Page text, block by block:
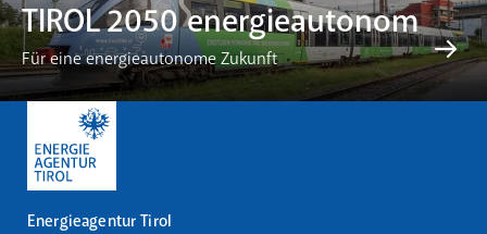
TIROL 2050 energieautonom
Für eine energieautonome Zukunft
Energieagentur Tirol